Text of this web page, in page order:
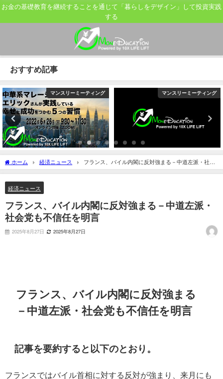
お金の基礎教育を継続することを通じて「暮らしをデザイン」して投資実践
する
おすすめ記事
マンスリーミーティング マンスリーミーティング
ホーム 経済ニュース
フランス、バイル内閣に反対強まる－中道左派・社会
党も不信任を明言
経済ニュース
フランス、バイル内閣に反対強まる－中道左派・
社会党も不信任を明言
2025年8月27日 2025年8月27日
フランス、バイル内閣に反対強まる
－中道左派・社会党も不信任を明言
記事を要約すると以下のとおり。
フランスではバイル首相に対する反対が強まり、来月にも